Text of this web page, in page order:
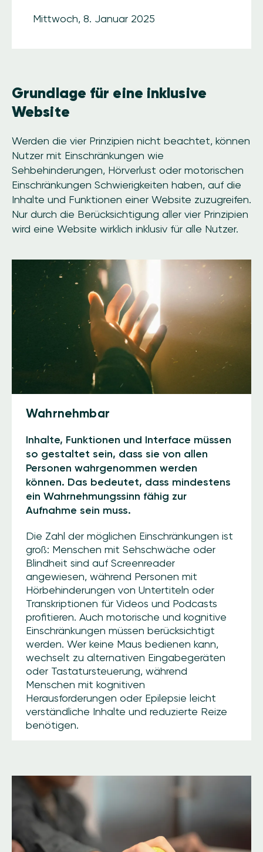
Mittwoch, 8. Januar 2025
Grundlage für eine inklusive
Website
Werden die vier Prinzipien nicht beachtet, können
Nutzer mit Einschränkungen wie
Sehbehinderungen, Hörverlust oder motorischen
Einschränkungen Schwierigkeiten haben, auf die
Inhalte und Funktionen einer Website zuzugreifen.
Nur durch die Berücksichtigung aller vier Prinzipien
wird eine Website wirklich inklusiv für alle Nutzer.
Wahrnehmbar
Inhalte, Funktionen und Interface müssen
so gestaltet sein, dass sie von allen
Personen wahrgenommen werden
können. Das bedeutet, dass mindestens
ein Wahrnehmungssinn fähig zur
Aufnahme sein muss.
Die Zahl der möglichen Einschränkungen ist
groß: Menschen mit Sehschwäche oder
Blindheit sind auf Screenreader
angewiesen, während Personen mit
Hörbehinderungen von Untertiteln oder
Transkriptionen für Videos und Podcasts
profitieren. Auch motorische und kognitive
Einschränkungen müssen berücksichtigt
werden. Wer keine Maus bedienen kann,
wechselt zu alternativen Eingabegeräten
oder Tastatursteuerung, während
Menschen mit kognitiven
Herausforderungen oder Epilepsie leicht
verständliche Inhalte und reduzierte Reize
benötigen.